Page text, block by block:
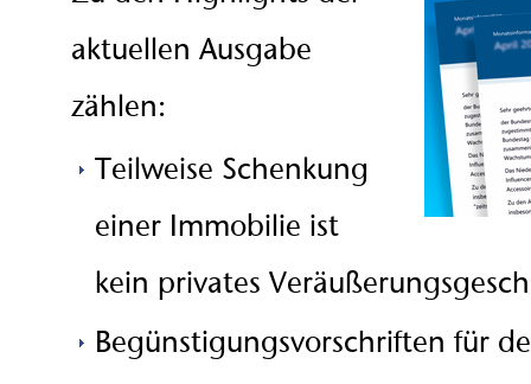
aktuellen Ausgabe
zählen:
Teilweise Schenkung
einer Immobilie ist
kein privates
Begünstigungsvorschriften für